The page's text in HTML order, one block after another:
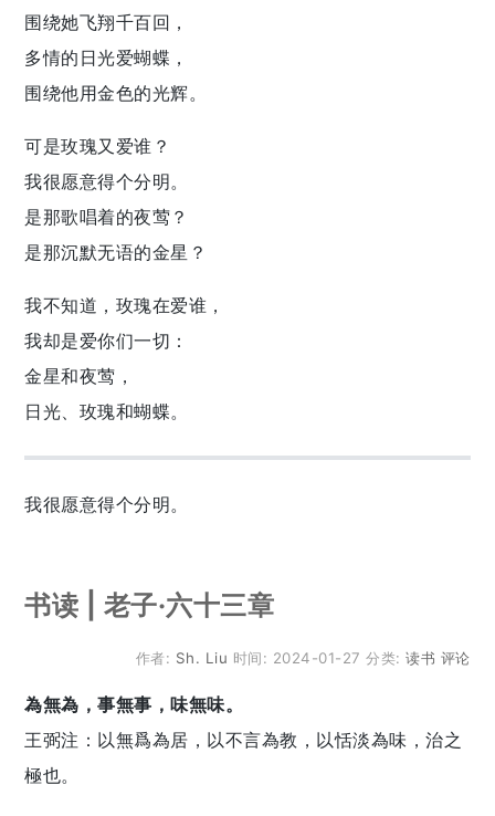
围绕她飞翔千百回，
多情的日光爱蝴蝶，
围绕他用金色的光辉。
可是玫瑰又爱谁？
我很愿意得个分明。
是那歌唱着的夜莺？
是那沉默无语的金星？
我不知道，玫瑰在爱谁，
我却是爱你们一切：
金星和夜莺，
日光、玫瑰和蝴蝶。
我很愿意得个分明。
书读 | 老子·六十三章
作者: Sh. Liu 时间: 2024-01-27 分类:读书 评论
為無為，事無事，味無味。
王弼注：以無爲為居，以不言為教，以恬淡為味，治之
極也。